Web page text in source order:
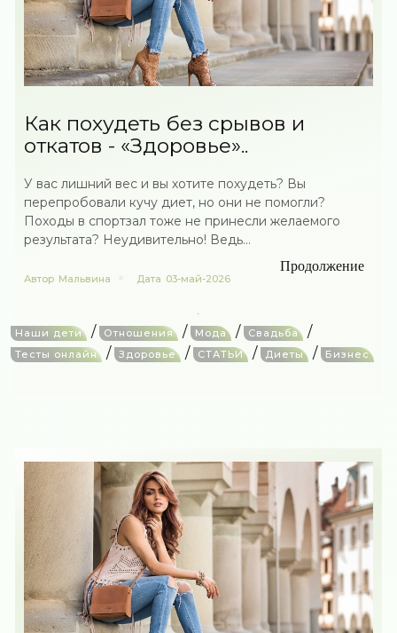
Как похудеть без срывов и
откатов - «Здоровье»..
У вас лишний вес и вы хотите похудеть? Вы
перепробовали кучу диет, но они не помогли?
Походы в спортзал тоже не принесли желаемого
результата? Неудивительно! Ведь...
Продолжение
Автор Мальвина Дата 03-май-2026
Наши дети / Отношения / Мода / Свадьба /
Тесты онлайн / Здоровье / СТАТЬИ / Диеты / Бизнес